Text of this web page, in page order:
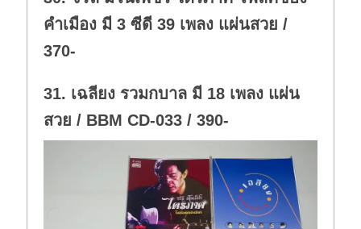
.
คำเมือง มี 3 ซีดี 39 เพลง แผ่นสวย /
370-
31. เฉลียง รวมกบาล มี 18 เพลง แผ่น
สวย / BBM CD-033 / 390-